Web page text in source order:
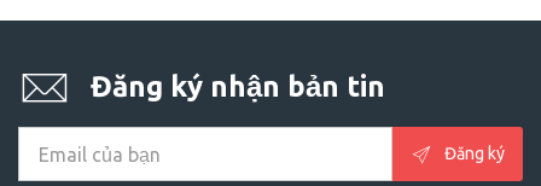
Đăng ký nhận bản tin
Đăng ký